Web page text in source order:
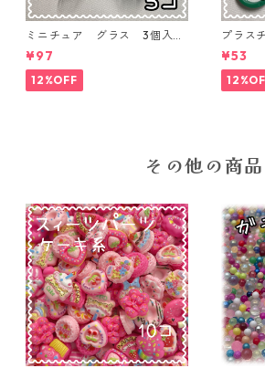
ミニチュア グラス 3個入り
【MNT-GLS-3P-01】
¥97
12%OFF
プラス
入り【
¥53
その他の商品